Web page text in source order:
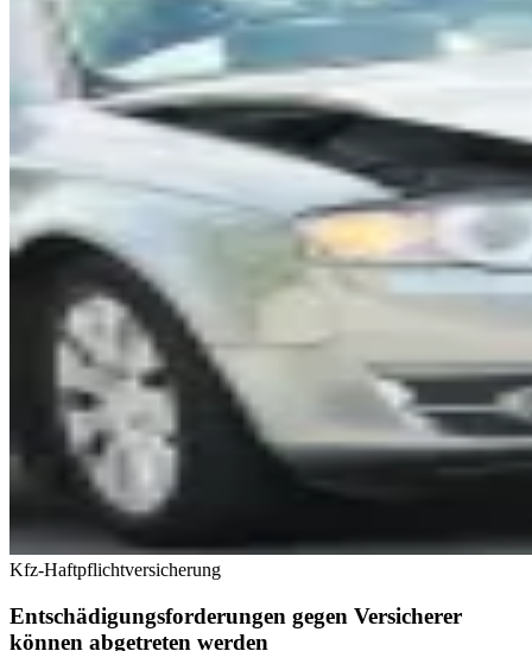
Kfz-Haftpflichtversicherung
Entschädigungsforderungen gegen Versicherer
können abgetreten werden